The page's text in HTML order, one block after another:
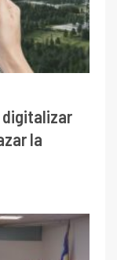
digitalizar
la